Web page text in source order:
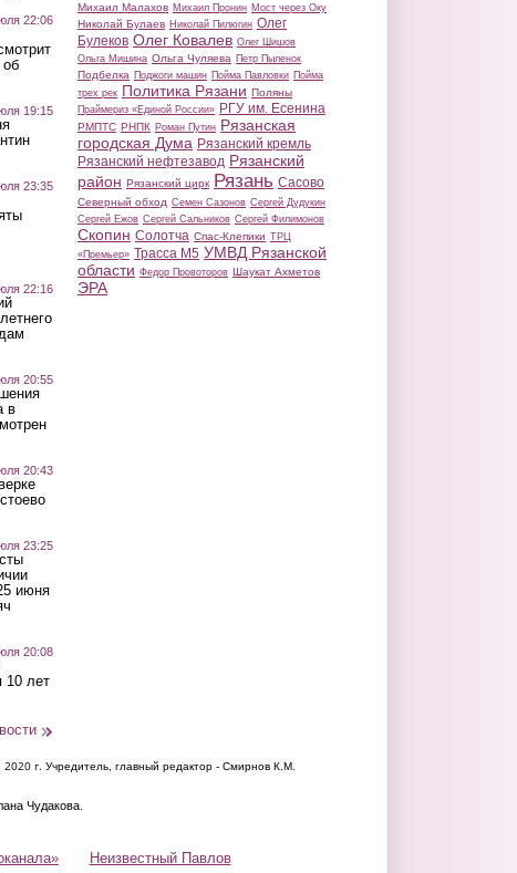
22:06
19:15
23:35
22:16
20:55
в
20:43
23:25
июня
20:08
10 лет
Михаил Малахов Михаил Пронин Мост через Оку
Николай Булаев Николай Пилюгин Олег
Булеков Олег Ковалев Олег Шишов
Ольга Мишина Ольга Чуляева Петр Пыленок
Подбелка Поджоги машин Пойма Павловки Пойма
трех рек Политика Рязани Поляны
Праймериз «Единой России» РГУ им. Есенина
РМПТС РНПК Роман Путин Рязанская
городская Дума Рязанский кремль
Рязанский нефтезавод Рязанский
район Рязанский цирк Рязань Сасово
Северный обход Семен Сазонов Сергей Дудукин
Сергей Ежов Сергей Сальников Сергей Филимонов
Скопин Солотча Спас-Клепики ТРЦ
«Премьер» Трасса М5 УМВД Рязанской
области Федор Провоторов Шаукат Ахметов
ЭРА
г. Учредитель, главный редактор - Смирнов К.М.
Чудакова.
Неизвестный Павлов